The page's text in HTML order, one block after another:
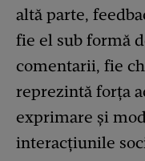
altă parte,
fie el sub formă
comentarii, fie
reprezintă forța
exprimare și
interacțiunile